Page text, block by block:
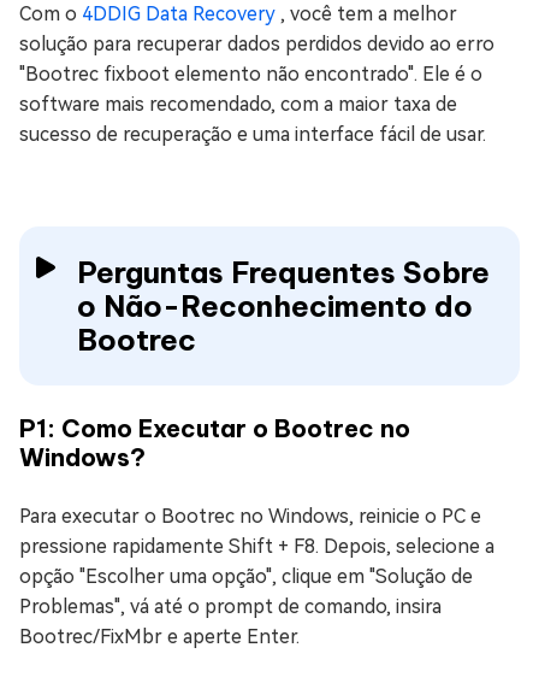
Com o 4DDIG Data Recovery , você tem a melhor
solução para recuperar dados perdidos devido ao erro
"Bootrec fixboot elemento não encontrado". Ele é o
software mais recomendado, com a maior taxa de
sucesso de recuperação e uma interface fácil de usar.
Perguntas Frequentes Sobre
o Não-Reconhecimento do
Bootrec
P1: Como Executar o Bootrec no
Windows?
Para executar o Bootrec no Windows, reinicie o PC e
pressione rapidamente Shift + F8. Depois, selecione a
opção "Escolher uma opção", clique em "Solução de
Problemas", vá até o prompt de comando, insira
Bootrec/FixMbr e aperte Enter.